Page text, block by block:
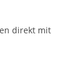
direkt mit